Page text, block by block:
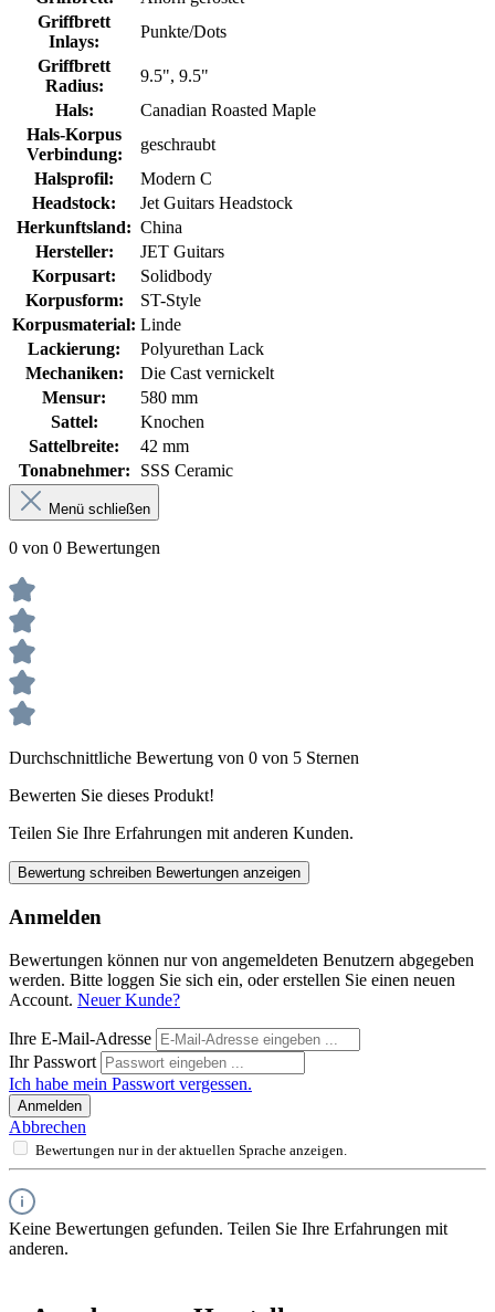
Griffbrett
Inlays:
Punkte/Dots
Griffbrett
Radius:
9.5", 9.5"
Hals:
Canadian Roasted Maple
Hals-Korpus
Verbindung:
geschraubt
Halsprofil:
Modern C
Headstock:
Jet Guitars Headstock
Herkunftsland: China
Hersteller:
JET Guitars
Korpusart:
Solidbody
Korpusform:
ST-Style
Korpusmaterial: Linde
Lackierung:
Polyurethan Lack
Mechaniken:
Die Cast vernickelt
Mensur:
580 mm
Sattel:
Knochen
Sattelbreite:
42 mm
Tonabnehmer:
SSS Ceramic
Menü schließen
0 von 0 Bewertungen
Durchschnittliche Bewertung von 0 von 5 Sternen
Bewerten Sie dieses Produkt!
Teilen Sie Ihre Erfahrungen mit anderen Kunden.
Bewertung schreiben Bewertungen anzeigen
Anmelden
Bewertungen können nur von angemeldeten Benutzern abgegeben
werden. Bitte loggen Sie sich ein, oder erstellen Sie einen neuen
Account. Neuer Kunde?
Ihre E-Mail-Adresse
Ihr Passwort
Ich habe mein Passwort vergessen.
Anmelden
Abbrechen
Bewertungen nur in der aktuellen Sprache anzeigen.
Keine Bewertungen gefunden. Teilen Sie Ihre Erfahrungen mit
anderen.